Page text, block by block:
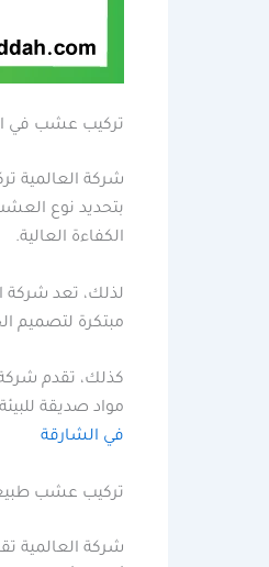
تركيب عشب في
شركة العالمية
بتحديد نوع
الكفاءة العالية.
لذلك، تعد شركة
مبتكرة لتصميم
كذلك، تقدم
مواد صديقة
في الشارقة
تركيب عشب
شركة العالمية